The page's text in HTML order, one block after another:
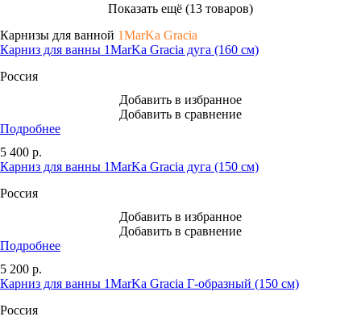
Показать ещё (13 товаров)
Карнизы для ванной 1MarKa Gracia
Карниз для ванны 1MarKa Gracia дуга (160 см)
Россия
Добавить в избранное
Добавить в сравнение
Подробнее
5 400 р.
Карниз для ванны 1MarKa Gracia дуга (150 см)
Россия
Добавить в избранное
Добавить в сравнение
Подробнее
5 200 р.
Карниз для ванны 1MarKa Gracia Г-образный (150 см)
Россия